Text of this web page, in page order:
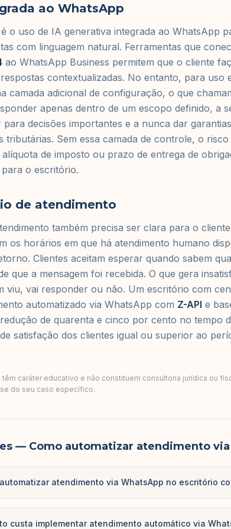
ao WhatsApp
o uso de IA generativa integrada ao WhatsApp
com linguagem natural. Ferramentas que
ao WhatsApp Business permitem que o cliente
contextualizadas. No entanto, para uso
camada adicional de configuração, o que
apenas dentro de um escopo definido, a
decisões importantes e a nunca dar
tributárias. Sem essa camada de controle, o
de imposto ou prazo de entrega de
o escritório.
de atendimento
também precisa ser clara para o
os horários em que há atendimento humano
Clientes aceitam esperar quando sabem
que a mensagem foi recebida. O que gera
viu, vai responder ou não. Um escritório com
automatizado via WhatsApp com Z-API e
de quarenta e cinco por cento no tempo
satisfação dos clientes igual ou superior ao
caráter educativo e não constituem consultoria jurídica ou
do seu caso específico.
— Como automatizar atendimento via
atendimento via WhatsApp no escritório
custa implementar atendimento automático via